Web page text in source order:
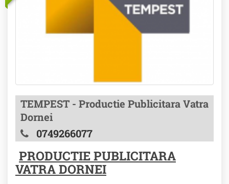
TEMPEST - Productie Publicitara Vatra
Dornei
0749266077
PRODUCTIE PUBLICITARA
VATRA DORNEI